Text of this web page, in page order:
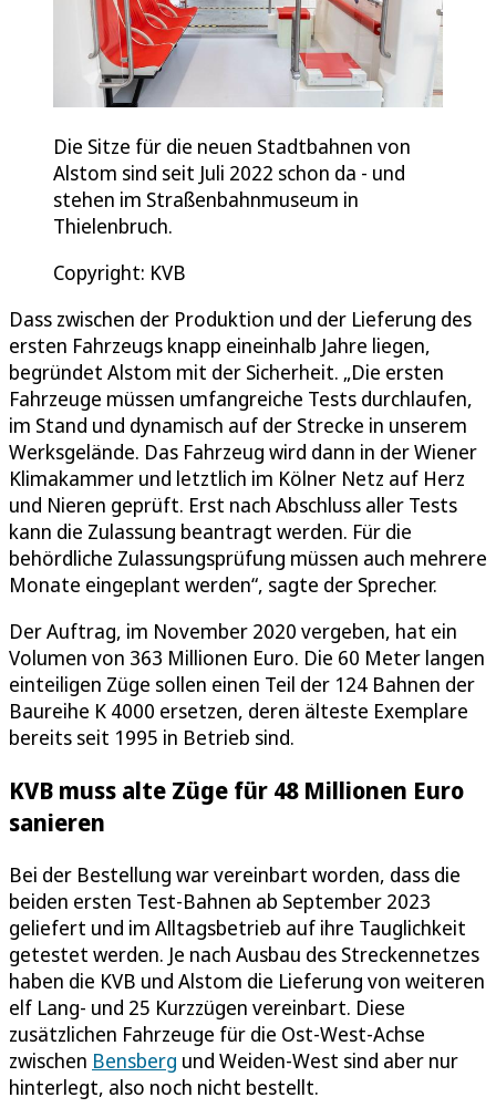
Die Sitze für die neuen Stadtbahnen von
Alstom sind seit Juli 2022 schon da - und
stehen im Straßenbahnmuseum in
Thielenbruch.
Copyright: KVB
Dass zwischen der Produktion und der Lieferung des
ersten Fahrzeugs knapp eineinhalb Jahre liegen,
begründet Alstom mit der Sicherheit. „Die ersten
Fahrzeuge müssen umfangreiche Tests durchlaufen,
im Stand und dynamisch auf der Strecke in unserem
Werksgelände. Das Fahrzeug wird dann in der Wiener
Klimakammer und letztlich im Kölner Netz auf Herz
und Nieren geprüft. Erst nach Abschluss aller Tests
kann die Zulassung beantragt werden. Für die
behördliche Zulassungsprüfung müssen auch mehrere
Monate eingeplant werden“, sagte der Sprecher.
Der Auftrag, im November 2020 vergeben, hat ein
Volumen von 363 Millionen Euro. Die 60 Meter langen
einteiligen Züge sollen einen Teil der 124 Bahnen der
Baureihe K 4000 ersetzen, deren älteste Exemplare
bereits seit 1995 in Betrieb sind.
KVB muss alte Züge für 48 Millionen Euro
sanieren
Bei der Bestellung war vereinbart worden, dass die
beiden ersten Test-Bahnen ab September 2023
geliefert und im Alltagsbetrieb auf ihre Tauglichkeit
getestet werden. Je nach Ausbau des Streckennetzes
haben die KVB und Alstom die Lieferung von weiteren
elf Lang- und 25 Kurzzügen vereinbart. Diese
zusätzlichen Fahrzeuge für die Ost-West-Achse
zwischen Bensberg und Weiden-West sind aber nur
hinterlegt, also noch nicht bestellt.